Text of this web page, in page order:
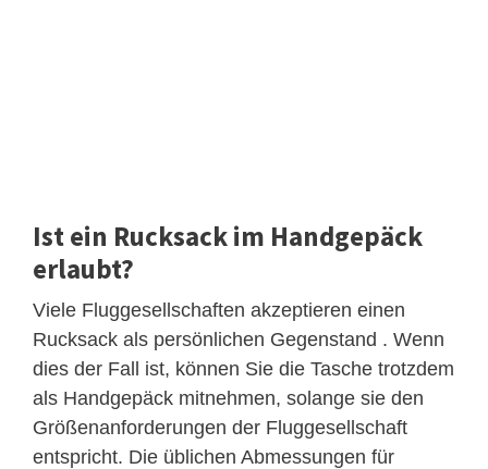
Ist ein Rucksack im Handgepäck
erlaubt?
Viele Fluggesellschaften akzeptieren einen
Rucksack als persönlichen Gegenstand . Wenn
dies der Fall ist, können Sie die Tasche trotzdem
als Handgepäck mitnehmen, solange sie den
Größenanforderungen der Fluggesellschaft
entspricht. Die üblichen Abmessungen für